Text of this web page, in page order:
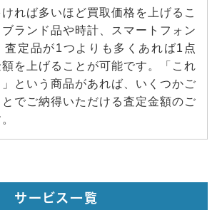
れば多いほど買取価格を上げるこ
ランド品や時計、スマートフォン
査定品が1つよりも多くあれば1点
を上げることが可能です。「これ
という商品があれば、いくつかご
でご納得いただける査定金額のご
サービス一覧